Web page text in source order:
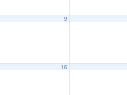
9
16